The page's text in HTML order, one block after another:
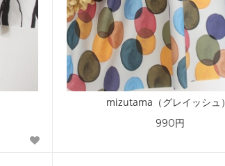
mizutama（グレイッシュ）
990円